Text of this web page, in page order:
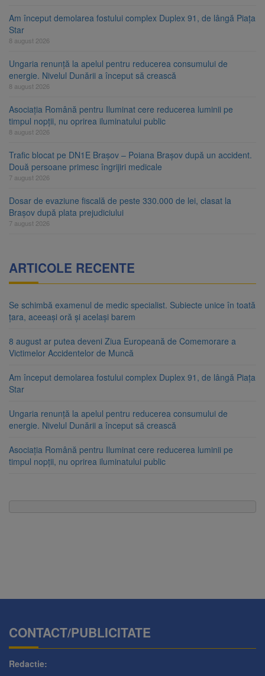
Am început demolarea fostului complex Duplex 91, de lângă Piața
Star
8 august 2026
Ungaria renunță la apelul pentru reducerea consumului de
energie. Nivelul Dunării a început să crească
8 august 2026
Asociația Română pentru Iluminat cere reducerea luminii pe
timpul nopții, nu oprirea iluminatului public
8 august 2026
Trafic blocat pe DN1E Brașov – Poiana Brașov după un accident.
Două persoane primesc îngrijiri medicale
7 august 2026
Dosar de evaziune fiscală de peste 330.000 de lei, clasat la
Brașov după plata prejudiciului
7 august 2026
ARTICOLE RECENTE
Se schimbă examenul de medic specialist. Subiecte unice în toată
țara, aceeași oră și același barem
8 august ar putea deveni Ziua Europeană de Comemorare a
Victimelor Accidentelor de Muncă
Am început demolarea fostului complex Duplex 91, de lângă Piața
Star
Ungaria renunță la apelul pentru reducerea consumului de
energie. Nivelul Dunării a început să crească
Asociația Română pentru Iluminat cere reducerea luminii pe
timpul nopții, nu oprirea iluminatului public
CONTACT/PUBLICITATE
Redactie: